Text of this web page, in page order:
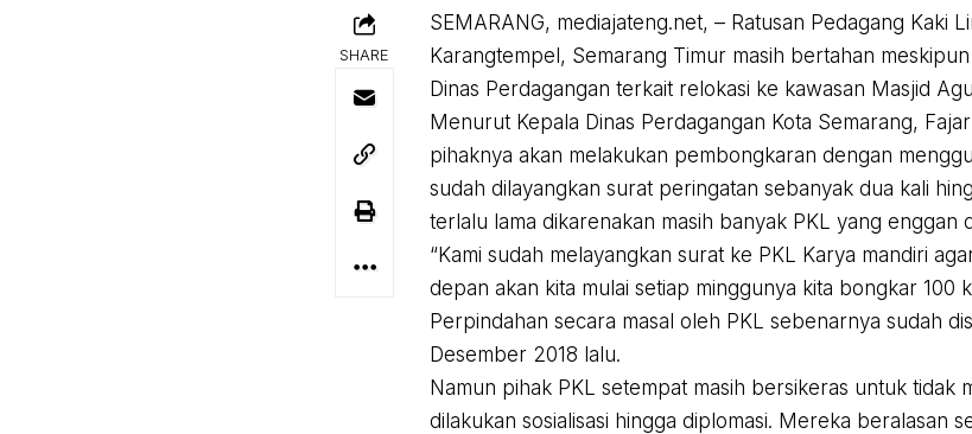
SHARE
SEMARANG, mediajateng.net, – Ratusan Pedagang Kaki
Karangtempel, Semarang Timur masih bertahan
Dinas Perdagangan terkait relokasi ke kawasan Masjid
Menurut Kepala Dinas Perdagangan Kota Semarang,
pihaknya akan melakukan pembongkaran dengan
sudah dilayangkan surat peringatan sebanyak dua kali
terlalu lama dikarenakan masih banyak PKL yang enggan
“Kami sudah melayangkan surat ke PKL Karya mandiri
depan akan kita mulai setiap minggunya kita bongkar 100
Perpindahan secara masal oleh PKL sebenarnya sudah
Desember 2018 lalu.
Namun pihak PKL setempat masih bersikeras untuk tidak
dilakukan sosialisasi hingga diplomasi. Mereka beralasan